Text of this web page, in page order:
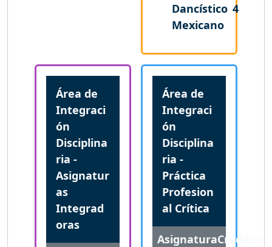
Dancístico
Mexicano
4
Área de
Integraci
ón
Disciplina
ria -
Asignatur
as
Integrad
oras
Área de
Integraci
ón
Disciplina
ria -
Práctica
Profesion
al Crítica
AsignaturaCréditos